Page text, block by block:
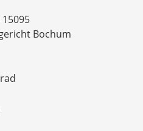
Bochum